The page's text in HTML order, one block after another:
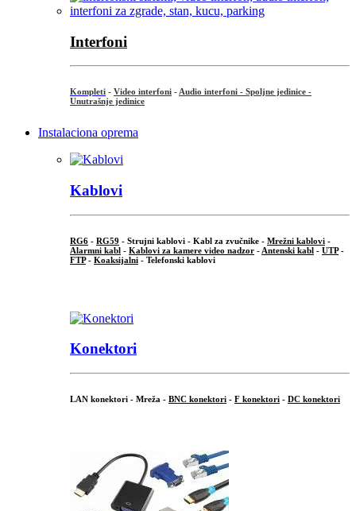
Interfoni
Kompleti - Video interfoni - Audio interfoni - Spoljne jedinice -
Unutrašnje jedinice
Instalaciona oprema
Kablovi
RG6 - RG59 - Strujni kablovi - Kabl za zvučnike - Mrežni kablovi -
Alarmni kabl - Kablovi za kamere video nadzor - Antenski kabl - UTP-
FTP- Koaksijalni - Telefonski kablovi
Konektori
LAN konektori - Mreža - BNC konektori - F konektori - DC konektori